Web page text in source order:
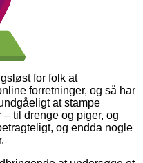
for folk at
forretninger, og så har
at stampe
til drenge og piger, og
og endda nogle